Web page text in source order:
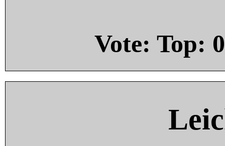
Vote: Top: 0